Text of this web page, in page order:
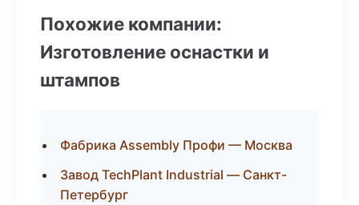
Похожие компании:
Изготовление оснастки и
штампов
Фабрика Assembly Профи — Москва
Завод TechPlant Industrial — Санкт-
Петербург